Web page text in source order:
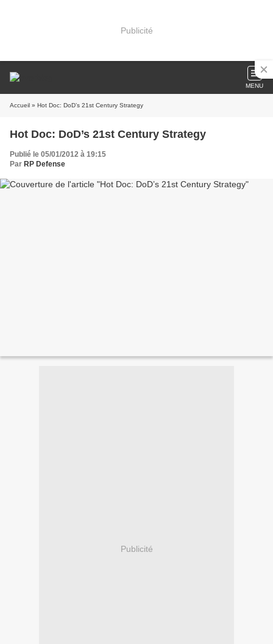
Publicité
MENU
Accueil » Hot Doc: DoD’s 21st Century Strategy
Hot Doc: DoD’s 21st Century Strategy
Publié le 05/01/2012 à 19:15
Par RP Defense
Publicité